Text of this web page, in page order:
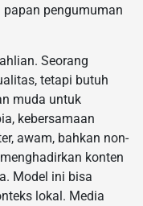
pengumuman
Seorang
tetapi butuh
muda untuk
kebersamaan
awam, bahkan non-
konten
Model ini bisa
lokal. Media